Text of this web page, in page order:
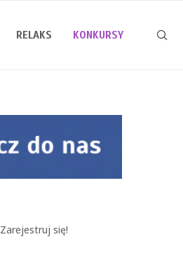
RELAKS KONKURSY
Zarejestruj się!